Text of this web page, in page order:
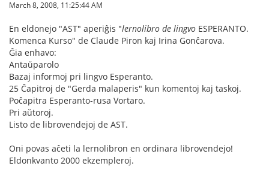
March 8, 2008, 11:25:44 AM
En eldonejo "AST" aperiĝis "lernolibro de lingvo ESPERANTO.
Komenca Kurso" de Claude Piron kaj Irina Gonĉarova.
Ĝia enhavo:
Antaŭparolo
Bazaj informoj pri lingvo Esperanto.
25 Ĉapitroj de "Gerda malaperis" kun komentoj kaj taskoj.
Poĉapitra Esperanto-rusa Vortaro.
Pri aŭtoroj.
Listo de librovendejoj de AST.
Oni povas aĉeti la lernolibron en ordinara librovendejo!
Eldonkvanto 2000 ekzempleroj.